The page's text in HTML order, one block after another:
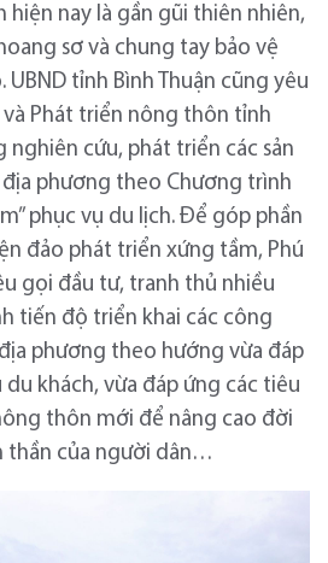
hiện nay là gần gũi thiên nhiên,
sơ và chung tay bảo vệ
tỉnh Bình Thuận cũng yêu
Phát triển nông thôn tỉnh
nghiên cứu, phát triển các sản
phương theo Chương trình
phục vụ du lịch. Để góp phần
đảo phát triển xứng tầm, Phú
gọi đầu tư, tranh thủ nhiều
tiến độ triển khai các công
phương theo hướng vừa đáp
khách, vừa đáp ứng các tiêu
thôn mới để nâng cao đời
thần của người dân…